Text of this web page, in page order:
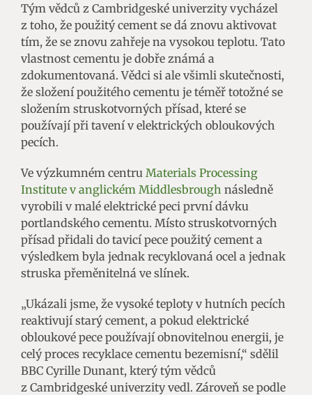
Tým vědců z Cambridgeské univerzity vycházel
z toho, že použitý cement se dá znovu aktivovat
tím, že se znovu zahřeje na vysokou teplotu. Tato
vlastnost cementu je dobře známá a
zdokumentovaná. Vědci si ale všimli skutečnosti,
že složení použitého cementu je téměř totožné se
složením struskotvorných přísad, které se
používají při tavení v elektrických obloukových
pecích.
Ve výzkumném centru Materials Processing
Institute v anglickém Middlesbrough následně
vyrobili v malé elektrické peci první dávku
portlandského cementu. Místo struskotvorných
přísad přidali do tavicí pece použitý cement a
výsledkem byla jednak recyklovaná ocel a jednak
struska přeměnitelná ve slínek.
„Ukázali jsme, že vysoké teploty v hutních pecích
reaktivují starý cement, a pokud elektrické
obloukové pece používají obnovitelnou energii, je
celý proces recyklace cementu bezemisní,“ sdělil
BBC Cyrille Dunant, který tým vědců
z Cambridgeské univerzity vedl. Zároveň se podle